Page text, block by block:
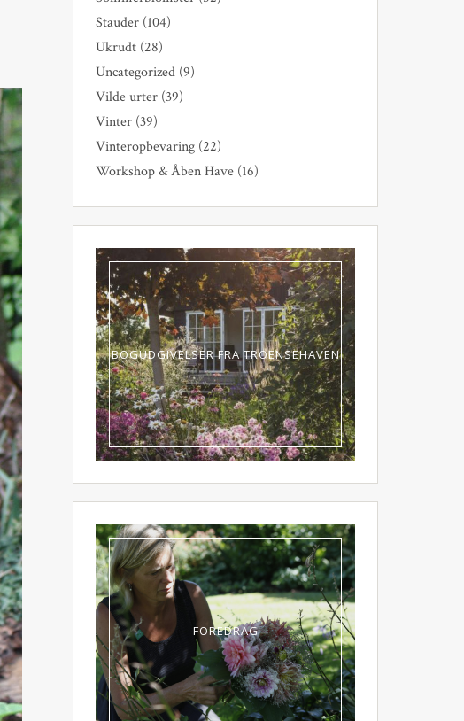
Stauder (104)
Ukrudt (28)
Uncategorized (9)
Vilde urter (39)
Vinter (39)
Vinteropbevaring (22)
Workshop & Åben Have (16)
BOGUDGIVELSER FRA TROENSEHAVEN
FOREDRAG